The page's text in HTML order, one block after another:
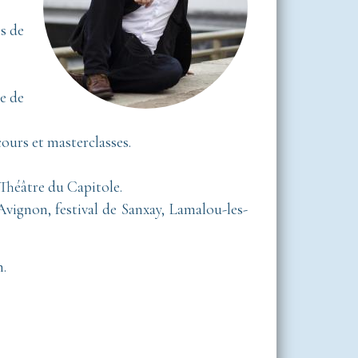
de
de
et masterclasses.
du Capitole.
festival de Sanxay, Lamalou-les-